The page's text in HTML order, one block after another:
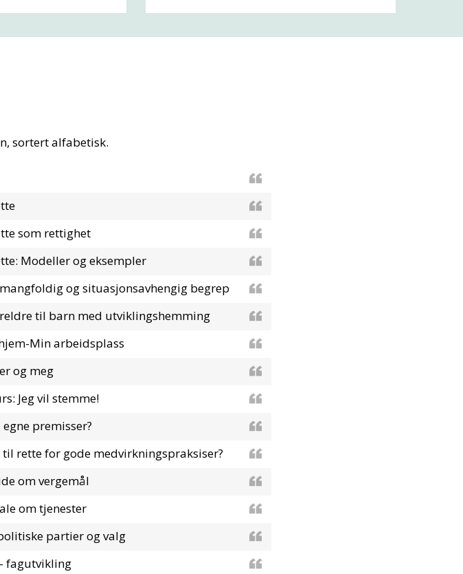
sortert alfabetisk.
som rettighet
Modeller og eksempler
og situasjonsavhengig begrep
til barn med utviklingshemming
Min arbeidsplass
og meg
Jeg vil stemme!
premisser?
rette for gode medvirkningspraksiser?
om vergemål
om tjenester
partier og valg
fagutvikling